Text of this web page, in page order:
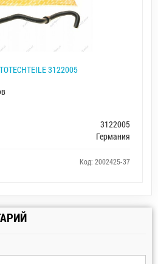
3122005
3122005
Германия
Код: 2002425-37